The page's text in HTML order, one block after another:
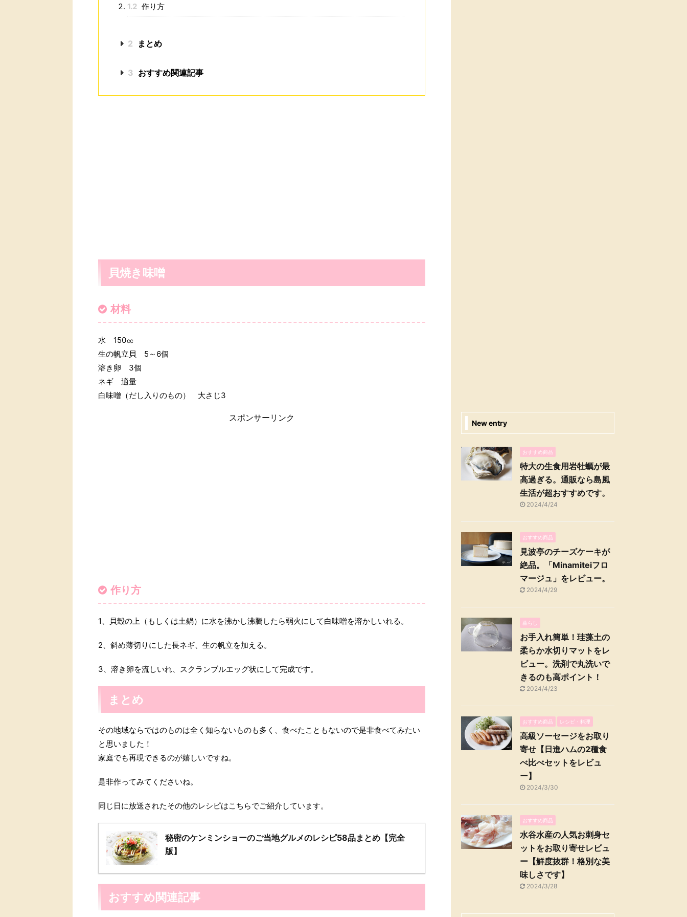
1.2 作り方
2 まとめ
3 おすすめ関連記事
貝焼き味噌
材料
水 150㏄
生の帆立貝 5～6個
溶き卵 3個
ネギ 適量
白味噌（だし入りのもの） 大さじ3
スポンサーリンク
作り方
1、貝殻の上（もしくは土鍋）に水を沸かし沸騰したら弱火にして白味噌を溶かしいれる。
2、斜め薄切りにした長ネギ、生の帆立を加える。
3、溶き卵を流しいれ、スクランブルエッグ状にして完成です。
まとめ
その地域ならではのものは全く知らないものも多く、食べたこともないので是非食べてみたい
と思いました！
家庭でも再現できるのが嬉しいですね。
是非作ってみてくださいね。
同じ日に放送されたその他のレシピはこちらでご紹介しています。
秘密のケンミンショーのご当地グルメのレシピ58品まとめ【完全
版】
おすすめ関連記事
New entry
おすすめ商品
特大の生食用岩牡蠣が最
高過ぎる。通販なら島風
生活が超おすすめです。
2024/4/24
おすすめ商品
見波亭のチーズケーキが
絶品。「Minamiteiフロ
マージュ」をレビュー。
2024/4/29
暮らし
お手入れ簡単！珪藻土の
柔らか水切りマットをレ
ビュー。洗剤で丸洗いで
きるのも高ポイント！
2024/4/23
おすすめ商品 レシピ・料理
高級ソーセージをお取り
寄せ【日進ハムの2種食
べ比べセットをレビュ
ー】
2024/3/30
おすすめ商品
水谷水産の人気お刺身セ
ットをお取り寄せレビュ
ー【鮮度抜群！格別な美
味しさです】
2024/3/28